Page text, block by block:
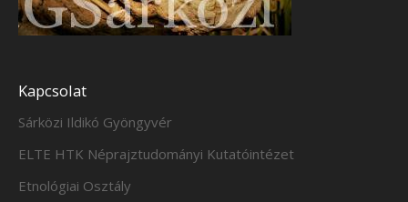
Kapcsolat
Sárközi Ildikó Gyöngyvér
ELTE HTK Néprajztudományi Kutatóintézet
Etnológiai Osztály